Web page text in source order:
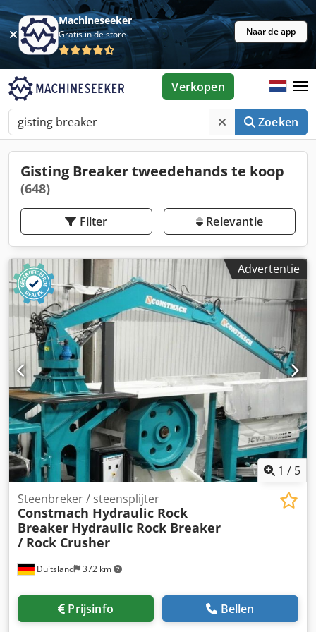
Machineseeker
Gratis in de store Naar de app
Zoeken
Verkopen
Gisting Breaker tweedehands te koop
(648)
Filter Relevantie
Advertentie
1 / 5
Duitsland 372 km
Steenbreker / steensplijter
Constmach Hydraulic Rock
Breaker Hydraulic Rock Breaker
/ Rock Crusher
Prijsinfo Bellen